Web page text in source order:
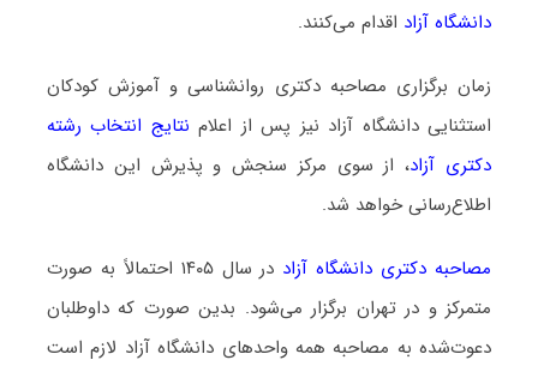
دانشگاه آزاد اقدام می‌کنند.
زمان برگزاری مصاحبه دکتری روانشناسی و آموزش کودکان
استثنایی دانشگاه آزاد نیز پس از اعلام نتایج انتخاب رشته
دکتری آزاد، از سوی مرکز سنجش و پذیرش این دانشگاه
اطلاع‌رسانی خواهد شد.
مصاحبه دکتری دانشگاه آزاد
در سال ۱۴۰۵ احتمالاً به صورت
متمرکز و در تهران برگزار می‌شود. بدین صورت که داوطلبان
دعوت‌شده به مصاحبه همه واحدهای دانشگاه آزاد لازم است